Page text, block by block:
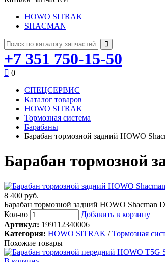
HOWO SITRAK
SHACMAN
+7 351 750-15-50
0
СПЕЦСЕРВИС
Каталог товаров
HOWO SITRAK
Тормозная система
Барабаны
Барабан тормозной задний HOWO
Барабан тормозной
8 400 руб.
Барабан тормозной задний HOWO Shacman
Кол-во
Добавить в корзину
Артикул: 199112340006
Категория: HOWO SITRAK /Тормозная
Похожие товары